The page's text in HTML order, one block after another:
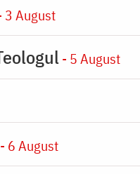
3 August
- 5 August
- 6 August